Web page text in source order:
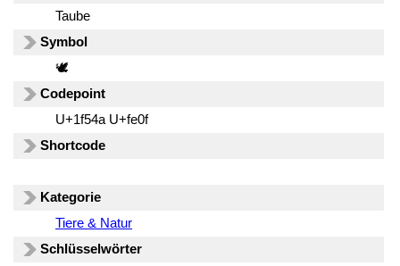
Taube
Symbol
🕊️
Codepoint
U+1f54a U+fe0f
Shortcode
Kategorie
Tiere & Natur
Schlüsselwörter